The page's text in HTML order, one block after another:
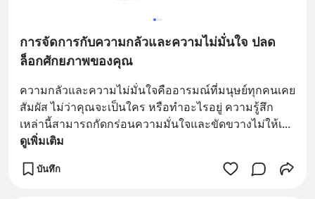
การจัดการกับความกลัวและความไม่มั่นใจ ปลด
ล็อกศักยภาพของคุณ
ความกลัวและความไม่มั่นใจคืออารมณ์ที่มนุษย์ทุกคนเคย
สัมผัส ไม่ว่าคุณจะเป็นใคร หรือทำอะไรอยู่ ความรู้สึก
เหล่านี้สามารถกัดกร่อนความมั่นใจและขัดขวางไม่ให้เ...
ดูเพิ่มเติม
บันทึก